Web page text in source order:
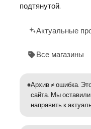
подтянутой.
Актуальные
Все магазины
Архив ≠ ошибка.
сайта. Мы
направить к